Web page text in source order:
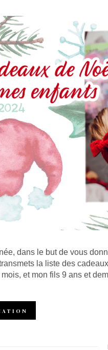
dans le but de vous
la liste des
et mon fils 9 ans et